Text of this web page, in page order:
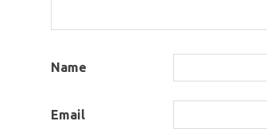
Name
Email